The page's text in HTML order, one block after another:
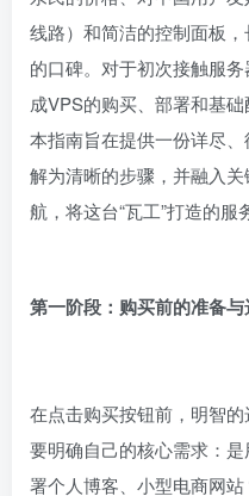
线路）和简洁的控制面板
的口碑。对于初次接触服
成VPS的购买、部署和基础
本指南旨在提供一份详尽
解为清晰的步骤，并融入
航，将这台“瓦工”打造的服
第一阶段：购买前的准备与
在点击购买按钮前，明智
要明确自己的核心需求：
署个人博客、小型电商网